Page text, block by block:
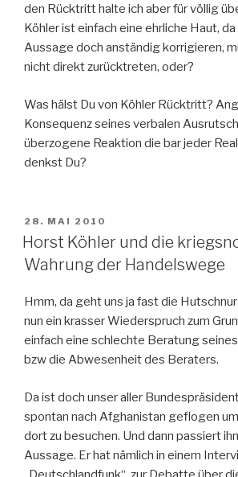
den Rücktritt halte ich aber für völlig
Köhler ist einfach eine ehrliche Haut,
Aussage doch anständig korrigieren,
nicht direkt zurücktreten, oder?
Was hälst Du von Köhler Rücktritt?
Konsequenz seines verbalen
überzogene Reaktion die bar jeder
denkst Du?
VERÖFFENTLICHT
AM
28. MAI 2010
Horst Köhler und die
Wahrung der Handelswege
Hmm, da geht uns ja fast die
nun ein krasser Wiederspruch zum
einfach eine schlechte Beratung
bzw die Abwesenheit des Beraters.
Da ist doch unser aller
spontan nach Afghanistan geflogen
dort zu besuchen. Und dann passiert
Aussage. Er hat nämlich in einem